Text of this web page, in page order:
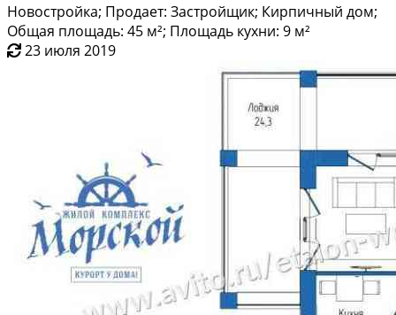
Новостройка; Продает: Застройщик; Кирпичный дом;
Общая площадь: 45 м²; Площадь кухни: 9 м²
23 июля 2019